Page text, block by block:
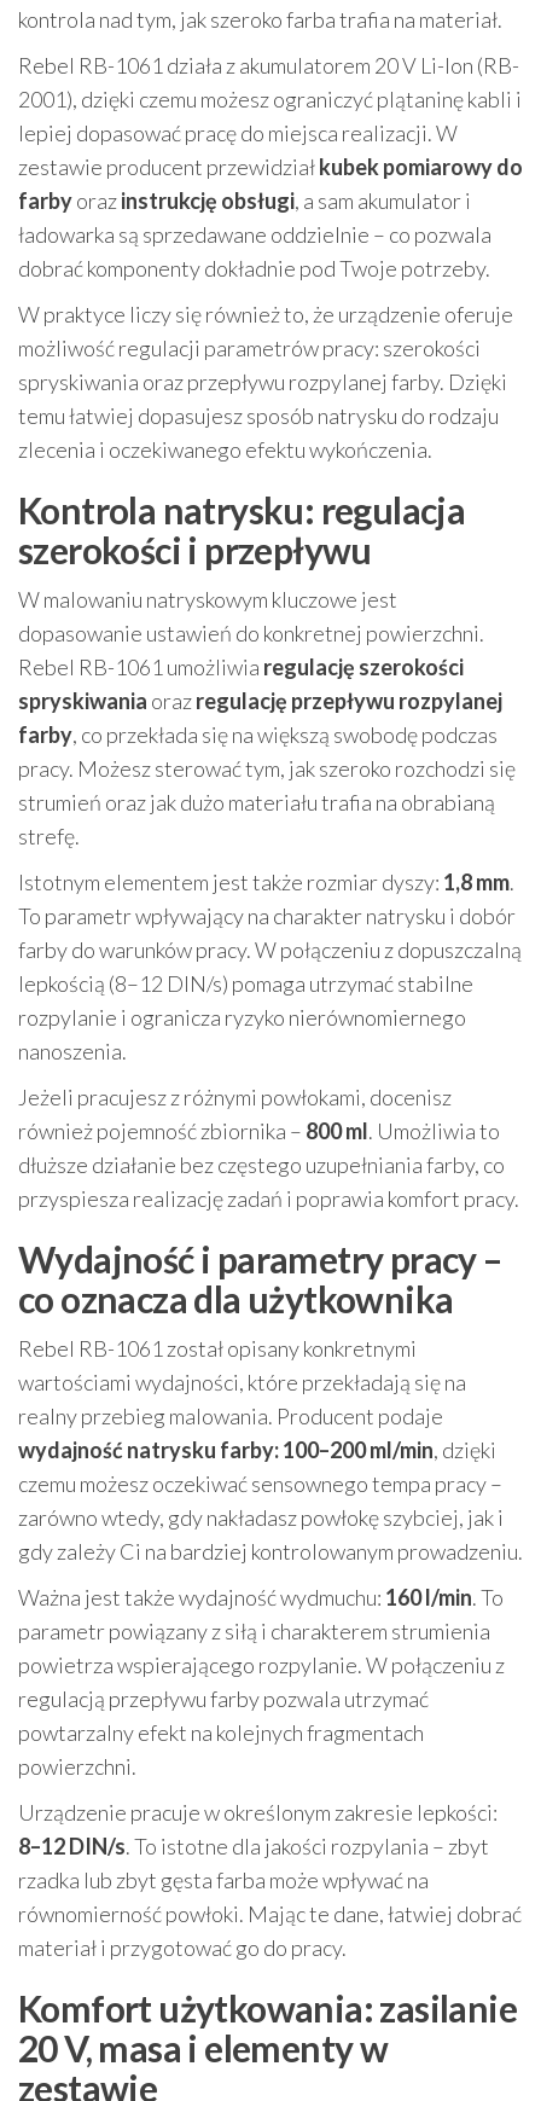
kontrola nad tym, jak szeroko farba trafia na materiał.
Rebel RB-1061 działa z akumulatorem 20 V Li-Ion (RB-
2001), dzięki czemu możesz ograniczyć plątaninę kabli i
lepiej dopasować pracę do miejsca realizacji. W
zestawie producent przewidziałkubek pomiarowy do
farbyorazinstrukcję obsługi, a sam akumulator i
ładowarka są sprzedawane oddzielnie – co pozwala
dobrać komponenty dokładnie pod Twoje potrzeby.
W praktyce liczy się również to, że urządzenie oferuje
możliwość regulacji parametrów pracy: szerokości
spryskiwania oraz przepływu rozpylanej farby. Dzięki
temu łatwiej dopasujesz sposób natrysku do rodzaju
zlecenia i oczekiwanego efektu wykończenia.
Kontrola natrysku: regulacja
szerokości i przepływu
W malowaniu natryskowym kluczowe jest
dopasowanie ustawień do konkretnej powierzchni.
Rebel RB-1061 umożliwia regulację szerokości
spryskiwania orazregulację przepływu rozpylanej
farby, co przekłada się na większą swobodę podczas
pracy. Możesz sterować tym, jak szeroko rozchodzi się
strumień oraz jak dużo materiału trafia na obrabianą
strefę.
Istotnym elementem jest także rozmiar dyszy: 1,8 mm.
To parametr wpływający na charakter natrysku i dobór
farby do warunków pracy. W połączeniu z dopuszczalną
lepkością (8–12 DIN/s) pomaga utrzymać stabilne
rozpylanie i ogranicza ryzyko nierównomiernego
nanoszenia.
Jeżeli pracujesz z różnymi powłokami, docenisz
również pojemność zbiornika – 800 ml. Umożliwia to
dłuższe działanie bez częstego uzupełniania farby, co
przyspiesza realizację zadań i poprawia komfort pracy.
Wydajność i parametry pracy –
co oznacza dla użytkownika
Rebel RB-1061 został opisany konkretnymi
wartościami wydajności, które przekładają się na
realny przebieg malowania. Producent podaje
wydajność natrysku farby: 100–200 ml/min, dzięki
czemu możesz oczekiwać sensownego tempa pracy –
zarówno wtedy, gdy nakładasz powłokę szybciej, jak i
gdy zależy Ci na bardziej kontrolowanym prowadzeniu.
Ważna jest także wydajność wydmuchu: 160 l/min. To
parametr powiązany z siłą i charakterem strumienia
powietrza wspierającego rozpylanie. W połączeniu z
regulacją przepływu farby pozwala utrzymać
powtarzalny efekt na kolejnych fragmentach
powierzchni.
Urządzenie pracuje w określonym zakresie lepkości:
8–12 DIN/s. To istotne dla jakości rozpylania – zbyt
rzadka lub zbyt gęsta farba może wpływać na
równomierność powłoki. Mając te dane, łatwiej dobrać
materiał i przygotować go do pracy.
Komfort użytkowania: zasilanie
20 V, masa i elementy w
zestawie